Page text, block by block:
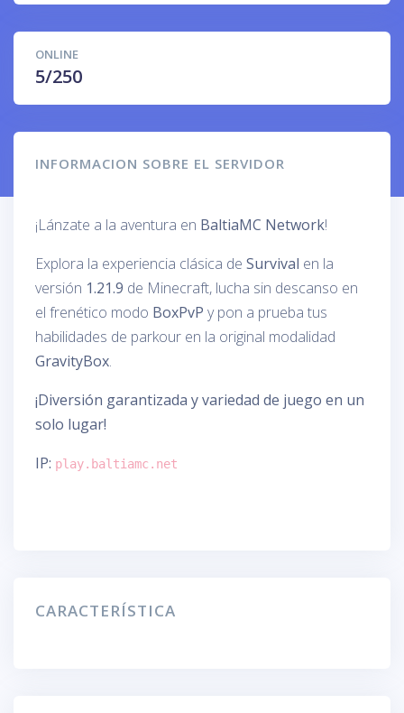
ONLINE
5/250
INFORMACION SOBRE EL SERVIDOR
¡Lánzate a la aventura en BaltiaMC Network!
Explora la experiencia clásica de Survival en la
versión 1.21.9 de Minecraft, lucha sin descanso en
el frenético modo BoxPvP y pon a prueba tus
habilidades de parkour en la original modalidad
GravityBox.
¡Diversión garantizada y variedad de juego en un
solo lugar!
IP: play.baltiamc.net
CARACTERÍSTICA